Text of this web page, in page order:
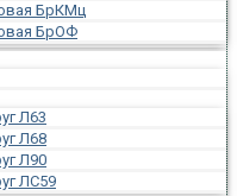
БрКМц
БрОФ
Л63
Л68
Л90
ЛС59